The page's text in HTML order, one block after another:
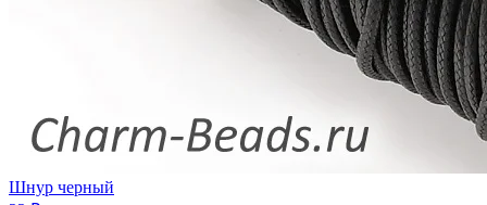
Шнур черный